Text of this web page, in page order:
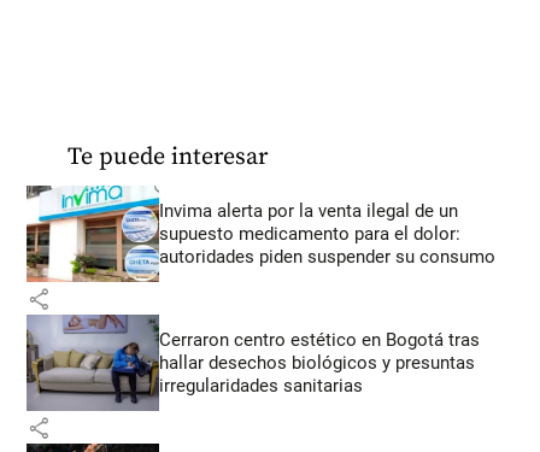
Te puede interesar
Invima alerta por la venta ilegal de un
supuesto medicamento para el dolor:
autoridades piden suspender su consumo
share
Cerraron centro estético en Bogotá tras
hallar desechos biológicos y presuntas
irregularidades sanitarias
share